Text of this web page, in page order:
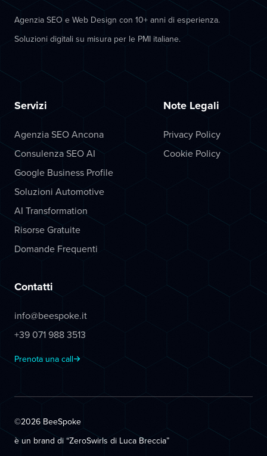
Agenzia SEO e Web Design con 10+ anni di esperienza.
Soluzioni digitali su misura per le PMI italiane.
Servizi
Agenzia SEO Ancona
Consulenza SEO AI
Google Business Profile
Soluzioni Automotive
AI Transformation
Risorse Gratuite
Domande Frequenti
Note Legali
Privacy Policy
Cookie Policy
Contatti
info@beespoke.it
+39 071 988 3513
Prenota una call
©2026 BeeSpoke
è un brand di “ZeroSwirls di Luca Breccia”